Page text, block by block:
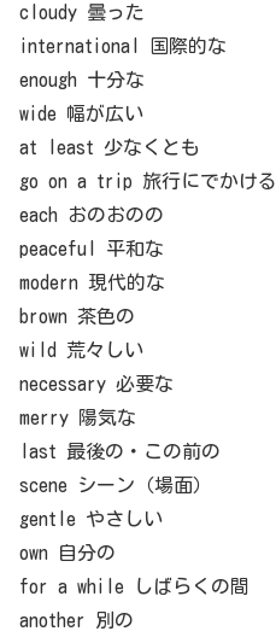
cloudy 曇った
international 国際的な
enough 十分な
wide 幅が広い
at least 少なくとも
go on a trip 旅行にでかける
each おのおのの
peaceful 平和な
modern 現代的な
brown 茶色の
wild 荒々しい
necessary 必要な
merry 陽気な
last 最後の・この前の
scene シーン（場面）
gentle やさしい
own 自分の
for a while しばらくの間
another 別の